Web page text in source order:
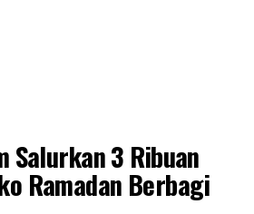
Salurkan 3 Ribuan
Ramadan Berbagi